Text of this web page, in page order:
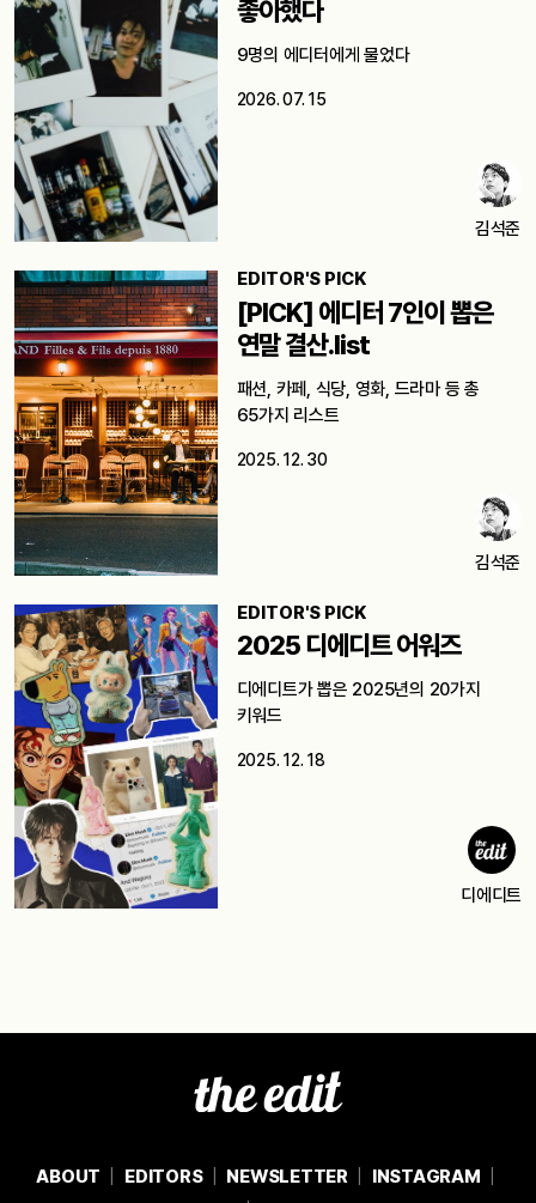
좋아했다
9명의 에디터에게 물었다
2026. 07. 15
김석준
EDITOR'S PICK
[PICK] 에디터 7인이 뽑은
연말 결산.list
패션, 카페, 식당, 영화, 드라마 등 총
65가지 리스트
2025. 12. 30
김석준
EDITOR'S PICK
2025 디에디트 어워즈
디에디트가 뽑은 2025년의 20가지
키워드
2025. 12. 18
디에디트
ABOUT EDITORS NEWSLETTER
INSTAGRAM